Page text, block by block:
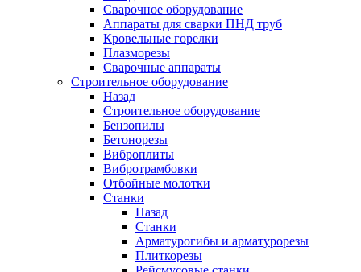
Сварочное оборудование
Аппараты для сварки ПНД труб
Кровельные горелки
Плазморезы
Сварочные аппараты
Строительное оборудование
Назад
Строительное оборудование
Бензопилы
Бетонорезы
Виброплиты
Вибротрамбовки
Отбойные молотки
Станки
Назад
Станки
Арматурогибы и арматурорезы
Плиткорезы